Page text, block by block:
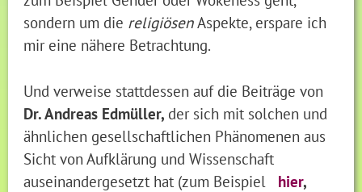
sondern um die religiösenAspekte, erspare ich
mir eine nähere Betrachtung.
Und verweise stattdessen auf die Beiträge von
Dr. Andreas Edmüller, der sich mit solchen und
ähnlichen gesellschaftlichen Phänomenen aus
Sicht von Aufklärung und Wissenschaft
auseinandergesetzt hat (zum Beispiel
hier,